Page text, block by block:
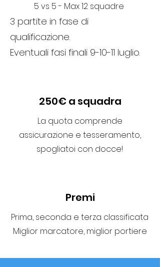
5 vs 5 - Max 12 squadre
3 partite in fase di
qualificazione.
Eventuali fasi finali 9-10-11 luglio.
250€ a squadra
La quota comprende
assicurazione e tesseramento,
spogliatoi con docce!
Premi
Prima, seconda e terza classificata
Miglior marcatore, miglior portiere